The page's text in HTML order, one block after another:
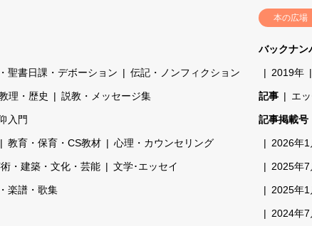
聖書日課・デボーション 伝記・ノンフィクション
理・歴史 説教・メッセージ集
入門
教育・保育・CS教材 心理・カウンセリング
・建築・文化・芸能 文学･エッセイ
楽譜・歌集
本の広場
バックナン
2019年
記事 エ
記事掲載号
2026年1
2025年7
2025年1
2024年7